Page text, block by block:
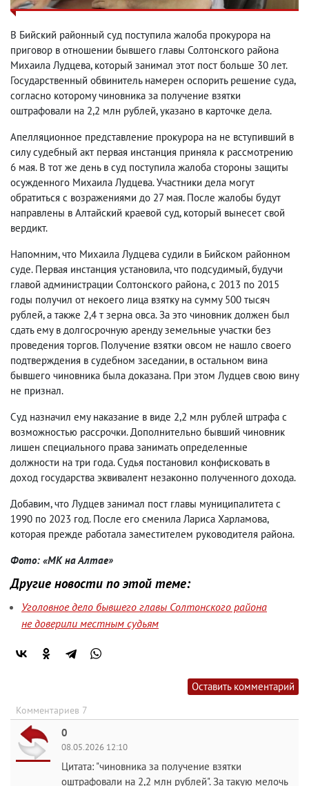
В Бийский районный суд поступила жалоба прокурора на
приговор в отношении бывшего главы Солтонского района
Михаила Лудцева, который занимал этот пост больше 30 лет.
Государственный обвинитель намерен оспорить решение суда,
согласно которому чиновника за получение взятки
оштрафовали на 2,2 млн рублей, указано в карточке дела.
Апелляционное представление прокурора на не вступивший в
силу судебный акт первая инстанция приняла к рассмотрению
6 мая. В тот же день в суд поступила жалоба стороны защиты
осужденного Михаила Лудцева. Участники дела могут
обратиться с возражениями до 27 мая. После жалобы будут
направлены в Алтайский краевой суд, который вынесет свой
вердикт.
Напомним, что Михаила Лудцева судили в Бийском районном
суде. Первая инстанция установила, что подсудимый, будучи
главой администрации Солтонского района, с 2013 по 2015
годы получил от некоего лица взятку на сумму 500 тысяч
рублей, а также 2,4 т зерна овса. За это чиновник должен был
сдать ему в долгосрочную аренду земельные участки без
проведения торгов. Получение взятки овсом не нашло своего
подтверждения в судебном заседании, в остальном вина
бывшего чиновника была доказана. При этом Лудцев свою вину
не признал.
Суд назначил ему наказание в виде 2,2 млн рублей штрафа с
возможностью рассрочки. Дополнительно бывший чиновник
лишен специального права занимать определенные
должности на три года. Судья постановил конфисковать в
доход государства эквивалент незаконно полученного дохода.
Добавим, что Лудцев занимал пост главы муниципалитета с
1990 по 2023 год. После его сменила Лариса Харламова,
которая прежде работала заместителем руководителя района.
Фото: «МК на Алтае»
Другие новости по этой теме:
Уголовное дело бывшего главы Солтонского района
не доверили местным судьям
Оставить комментарий
Комментариев 7
0
08.05.2026 12:10
Цитата: "чиновника за получение взятки
оштрафовали на 2,2 млн рублей". За такую мелочь